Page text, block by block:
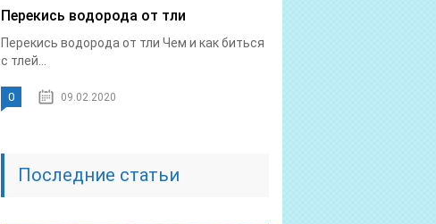
Перекись водорода от тли
Перекись водорода от тли Чем и как биться
с тлей...
0 09.02.2020
Последние статьи